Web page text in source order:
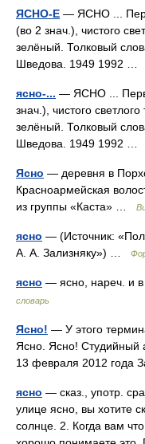
ЯСНО-Е — ЯСНО ...
(во 2 знач.), чистого
зелёный. Толковый
Шведова. 1949 1992 …
ясно-... — ЯСНО ...
знач.), чистого
зелёный. Толковый
Шведова. 1949 1992 …
Ясно — деревня в
Красноармейская
из группы «Каста» …
ясно — (Источник:
А. А. Зализняку») …
ясно — ясно, нареч. и
словарь
Ясно! — У этого
Ясно. Ясно! Студийный
13 февраля 2012 года
ясно — сказ., употр.
улице ясно, вы хотите
солнце. 2. Когда вам